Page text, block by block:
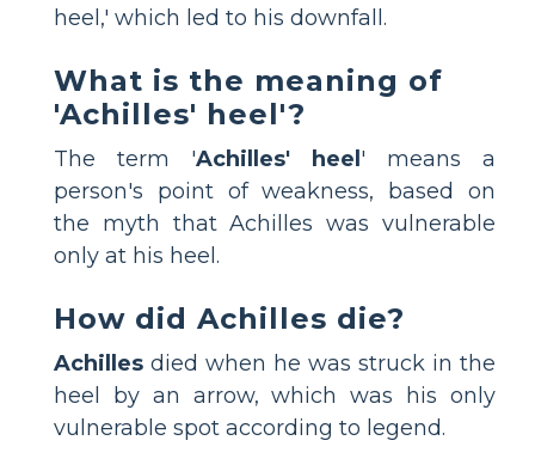
heel,' which led to his downfall.
What is the meaning of
'Achilles' heel'?
The term 'Achilles' heel ' means a
person's point of weakness, based on
the myth that Achilles was vulnerable
only at his heel.
How did Achilles die?
Achilles died when he was struck in the
heel by an arrow, which was his only
vulnerable spot according to legend.